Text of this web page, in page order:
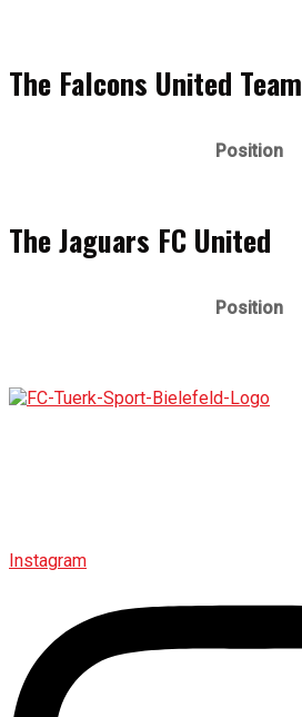
The Falcons United Team
Position
The Jaguars FC United
Position
Instagram